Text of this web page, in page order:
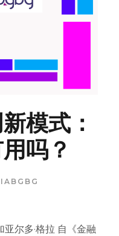
模式：
吗？
尔多·格拉 自《金融